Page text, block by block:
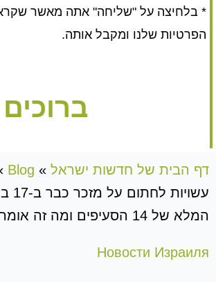
* בלחיצה על "שליחה" אתה מאשר
הפרטיות שלנו ומקבל אותה.
דף הבית של חדשות ישראל »
Blog
המלא של 14 הסעיפים ומה זה אומר עבור ישראל
Новости Израиля